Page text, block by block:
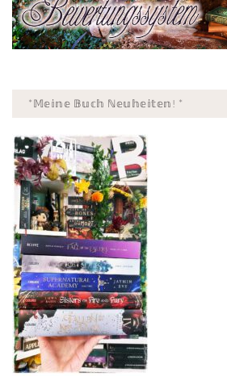
*𝕄𝕖𝕚𝕟𝕖 𝔹𝕦𝕔𝕙 ℕ𝕖𝕦𝕙𝕖𝕚𝕥𝕖𝕟! *